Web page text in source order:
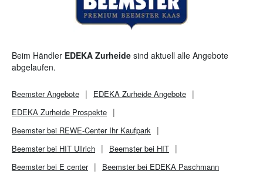
Beim Händler EDEKA Zurheide sind aktuell alle Angebote
abgelaufen.
BeemsterAngebote EDEKA Zurheide Angebote
EDEKA Zurheide Prospekte
Beemster bei REWE-Center Ihr Kaufpark
Beemster bei HIT Ullrich
Beemster bei HIT
Beemster bei E center
Beemster bei EDEKA Paschmann